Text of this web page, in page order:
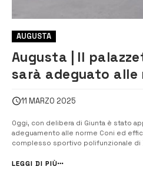
AUGUSTA
Augusta | Il
sarà adeguato alle
11 MARZO 2025
Oggi, con delibera di Giunta è stato
adeguamento alle norme Coni ed
complesso sportivo polifunzionale di
svolgono. Attesto con soddisfazione
LEGGI DI PIÙ